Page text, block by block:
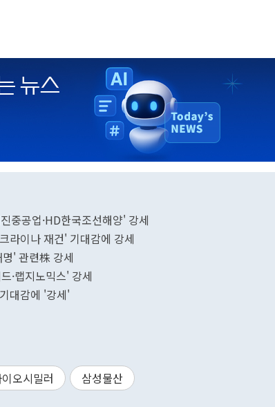
중공업·HD한국조선해양' 강세
라이나 재건' 기대감에 강세
' 관련株 강세
·랩지노믹스' 강세
대감에 '강세'
오시밀러 삼성물산